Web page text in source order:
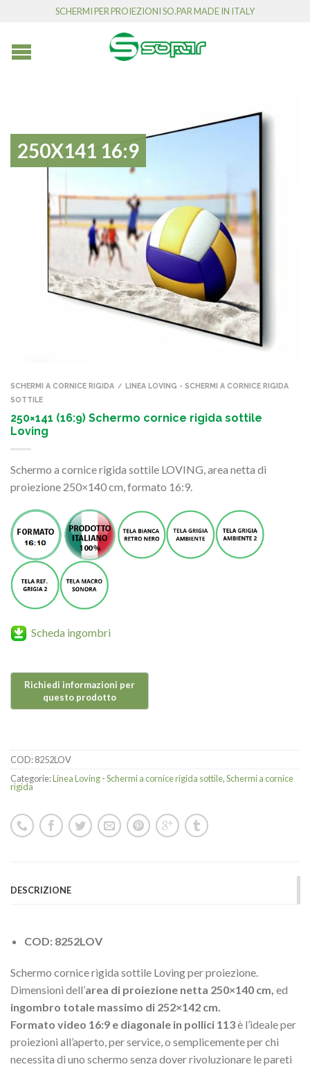
SCHERMI PER PROIEZIONI SO.PAR MADE IN ITALY
250X141 16:9
SCHERMI A CORNICE RIGIDA / LINEA LOVING - SCHERMI A CORNICE RIGIDA
SOTTILE
250×141 (16:9) Schermo cornice rigida sottile
Loving
Schermo a cornice rigida sottile LOVING, area netta di
proiezione 250×140 cm, formato 16:9.
Scheda ingombri
COD:8252LOV
Categorie:Linea Loving - Schermi a cornice rigida sottile,Schermi a cornice
rigida
DESCRIZIONE
COD: 8252LOV
Schermo cornice rigida sottile Loving per proiezione.
Dimensioni dell’area di proiezione netta 250×140 cm, ed
ingombro totale massimo di 252×142 cm.
Formato video 16:9 e diagonale in pollici 113è l’ideale per
proiezioni all’aperto, per service, o semplicemente per chi
necessita di uno schermo senza dover rivoluzionare le pareti